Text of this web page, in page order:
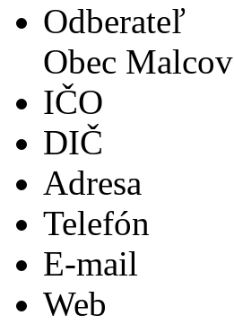
Odberateľ
Obec Malcov
IČO
DIČ
Adresa
Telefón
E-mail
Web